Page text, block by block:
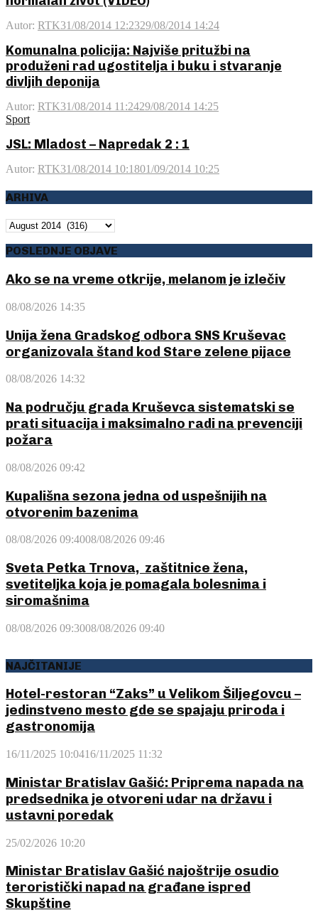
Autor: RTK31/08/2014 12:2329/08/2014 14:24
Komunalna policija: Najviše pritužbi na
produženi rad ugostitelja i buku i stvaranje
divljih deponija
Autor: RTK31/08/2014 11:2429/08/2014 14:25
Sport
JSL: Mladost – Napredak 2 : 1
Autor: RTK31/08/2014 10:1801/09/2014 10:25
ARHIVA
ARHIVA
POSLEDNJE OBJAVE
Ako se na vreme otkrije, melanom je izlečiv
08/08/2026 14:35
Unija žena Gradskog odbora SNS Kruševac
organizovala štand kod Stare zelene pijace
08/08/2026 14:32
Na području grada Kruševca sistematski se
prati situacija i maksimalno radi na prevenciji
požara
08/08/2026 09:42
Kupališna sezona jedna od uspešnijih na
otvorenim bazenima
08/08/2026 09:4008/08/2026 09:46
Sveta Petka Trnova, zaštitnice žena,
svetiteljka koja je pomagala bolesnima i
siromašnima
08/08/2026 09:3008/08/2026 09:40
NAJČITANIJE
Hotel-restoran “Zaks” u Velikom Šiljegovcu –
jedinstveno mesto gde se spajaju priroda i
gastronomija
16/11/2025 10:0416/11/2025 11:32
Ministar Bratislav Gašić: Priprema napada na
predsednika je otvoreni udar na državu i
ustavni poredak
25/02/2026 10:20
Ministar Bratislav Gašić najoštrije osudio
teroristički napad na građane ispred
Skupštine